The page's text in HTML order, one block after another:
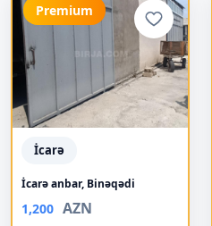
Premium
İcarə
İcarə anbar, Binəqədi
1,200 AZN